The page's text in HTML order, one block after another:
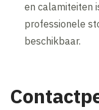
en calamiteiten
professionele
beschikbaar.